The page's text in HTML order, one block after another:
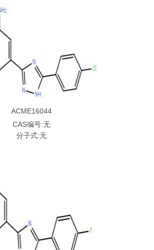
ACME16044
CAS编号:无
分子式:无